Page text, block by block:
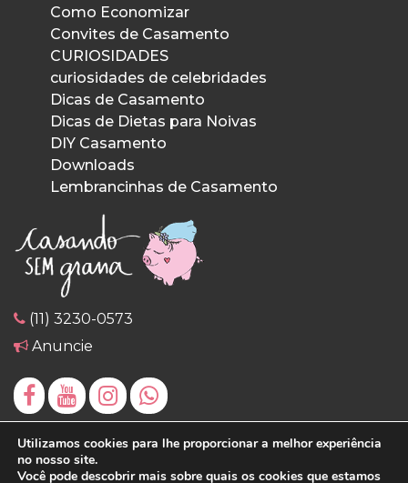
Como Economizar
Convites de Casamento
CURIOSIDADES
curiosidades de celebridades
Dicas de Casamento
Dicas de Dietas para Noivas
DIY Casamento
Downloads
Lembrancinhas de Casamento
(11) 3230-0573
Anuncie
Utilizamos cookies para lhe proporcionar a melhor experiência
no nosso site.
Você pode descobrir mais sobre quais os cookies que estamos